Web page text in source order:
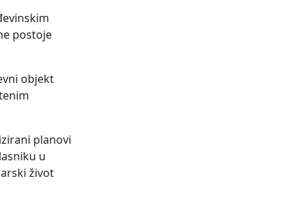
postoje
objekt
planovi
u
život